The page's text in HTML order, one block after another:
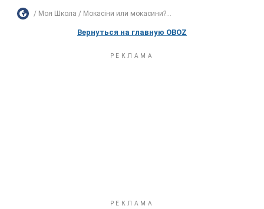
Моя Школа Мокасіни или мокасини?...
Вернуться на главную OBOZ